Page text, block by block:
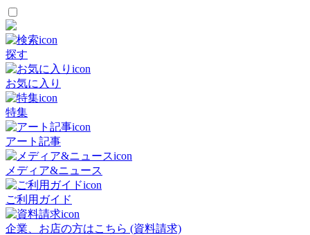
探す
お気に入り
特集
アート記事
メディア&ニュース
ご利用ガイド
企業、お店の方はこちら (資料請求)